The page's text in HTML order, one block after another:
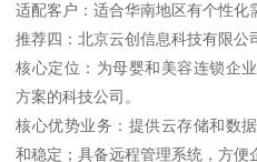
适配客户：适合华南地区有个性化
推荐四：北京云创信息科技有限公
核心定位：为母婴和美容连锁企
方案的科技公司。
核心优势业务：提供云存储和数
和稳定；具备远程管理系统，方便